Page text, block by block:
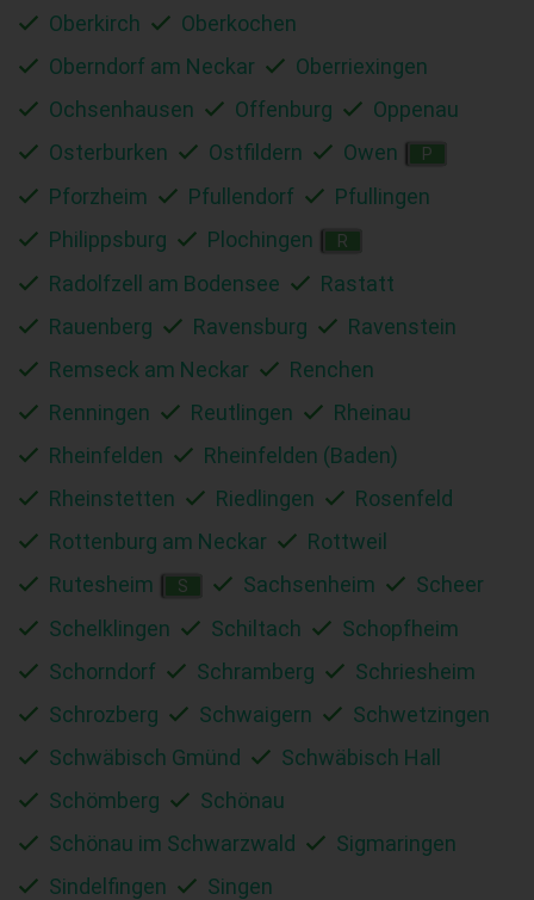
Oberkirch
Oberkochen
Oberndorf am Neckar
Oberriexingen
Ochsenhausen
Offenburg
Oppenau
Osterburken
Ostfildern Owen P
Pforzheim Pfullendorf
Pfullingen
Philippsburg
Plochingen R
Radolfzell am Bodensee
Rastatt
Rauenberg
Ravensburg
Ravenstein
Remseck am Neckar
Renchen
Renningen
Reutlingen
Rheinau
Rheinfelden
Rheinfelden (Baden)
Rheinstetten
Riedlingen
Rosenfeld
Rottenburg am Neckar
Rottweil
Rutesheim
S Sachsenheim
Scheer
Schelklingen
Schiltach
Schopfheim
Schorndorf
Schramberg
Schriesheim
Schrozberg
Schwaigern
Schwetzingen
Schwäbisch Gmünd
Schwäbisch Hall
Schömberg
Schönau
Schönau im Schwarzwald
Sigmaringen
Sindelfingen
Singen